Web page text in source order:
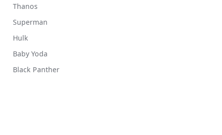
Thanos
Superman
Hulk
Baby Yoda
Black Panther